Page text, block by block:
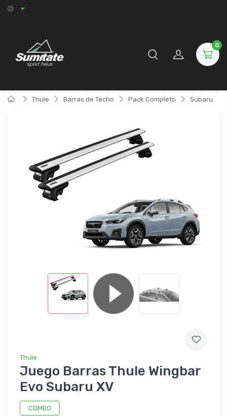
0
Thule Barras de Techo Pack Completo Subaru
Thule
Juego Barras Thule Wingbar
Evo Subaru XV
COMBO